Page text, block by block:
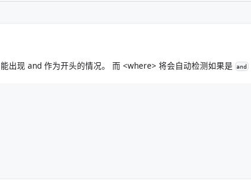
出现 and 作为开头的情况。 而 <where> 将会自动检测如果是 and